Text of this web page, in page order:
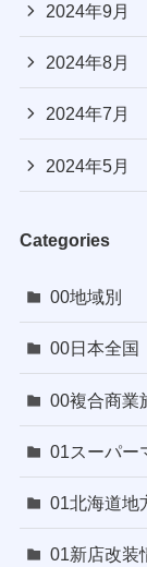
2024年9月
2024年8月
2024年7月
2024年5月
Categories
00地域別
00日本全国
00複合商業
01スーパー
01北海道地
01新店改装